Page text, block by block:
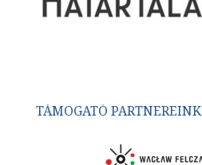
TÁMOGATÓ PARTNEREINK